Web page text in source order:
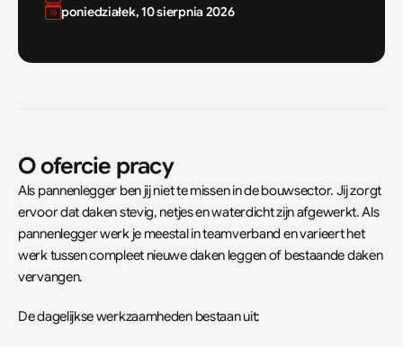
poniedziałek, 10 sierpnia 2026
O ofercie pracy
Als pannenlegger ben jij niet te missen in de bouwsector. Jij zorgt
ervoor dat daken stevig, netjes en waterdicht zijn afgewerkt. Als
pannenlegger werk je meestal in teamverband en varieert het
werk tussen compleet nieuwe daken leggen of bestaande daken
vervangen.
De dagelijkse werkzaamheden bestaan uit: